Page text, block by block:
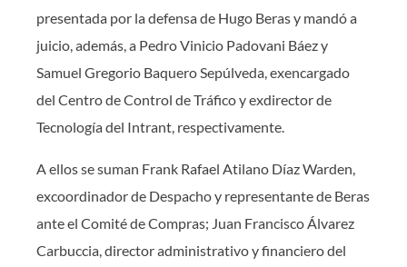
presentada por la defensa de Hugo Beras y mandó a
juicio, además, a Pedro Vinicio Padovani Báez y
Samuel Gregorio Baquero Sepúlveda, exencargado
del Centro de Control de Tráfico y exdirector de
Tecnología del Intrant, respectivamente.
A ellos se suman Frank Rafael Atilano Díaz Warden,
excoordinador de Despacho y representante de Beras
ante el Comité de Compras; Juan Francisco Álvarez
Carbuccia, director administrativo y financiero del